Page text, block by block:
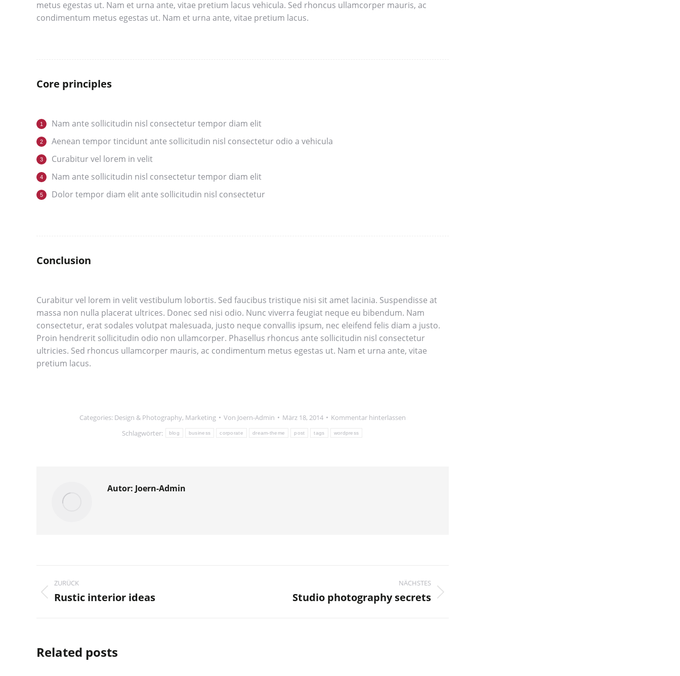
metus egestas ut. Nam et urna ante, vitae pretium lacus vehicula. Sed rhoncus ullamcorper mauris, ac
condimentum metus egestas ut. Nam et urna ante, vitae pretium lacus.
Core principles
Nam ante sollicitudin nisl consectetur tempor diam elit
Aenean tempor tincidunt ante sollicitudin nisl consectetur odio a vehicula
Curabitur vel lorem in velit
Nam ante sollicitudin nisl consectetur tempor diam elit
Dolor tempor diam elit ante sollicitudin nisl consectetur
Conclusion
Curabitur vel lorem in velit vestibulum lobortis. Sed faucibus tristique nisi sit amet lacinia. Suspendisse at
massa non nulla placerat ultrices. Donec sed nisi odio. Nunc viverra feugiat neque eu bibendum. Nam
consectetur, erat sodales volutpat malesuada, justo neque convallis ipsum, nec eleifend felis diam a justo.
Proin hendrerit sollicitudin odio non ullamcorper. Phasellus rhoncus ante sollicitudin nisl consectetur
ultricies. Sed rhoncus ullamcorper mauris, ac condimentum metus egestas ut. Nam et urna ante, vitae
pretium lacus.
Categories: Design & Photography, Marketing Von Joern-Admin März 18, 2014
Kommentar hinterlassen
Schlagwörter:
blog business corporate dream-theme post tags wordpress
Autor: Joern-Admin
Kommentarnavigation
ZURÜCK
Vorheriger
Rustic interior ideas
NÄCHSTES
Studio photography secrets
Related posts